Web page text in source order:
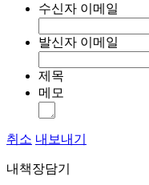
수신자 이메일
발신자 이메일
제목
메모
취소 내보내기
내책장담기